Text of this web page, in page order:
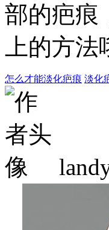
部的疤痕
上的方法
怎么才能淡化疤痕 淡化